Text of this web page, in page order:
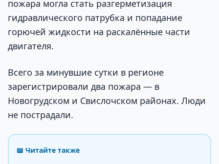
пожара могла стать разгерметизация
гидравлического патрубка и попадание
горючей жидкости на раскалённые части
двигателя.
Всего за минувшие сутки в регионе
зарегистрировали два пожара — в
Новогрудском и Свислочском районах. Люди
не пострадали.
📖 Читайте также